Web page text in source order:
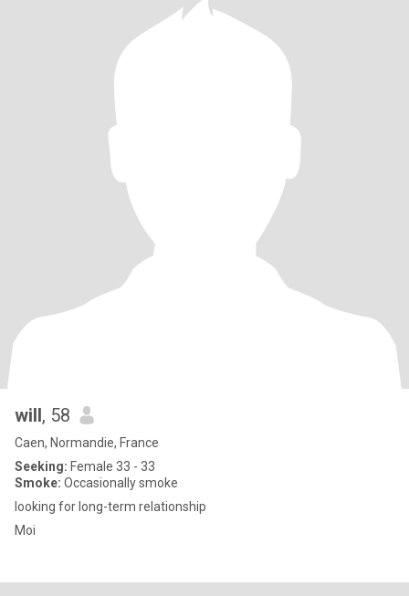
will, 58
Caen, Normandie, France
Seeking: Female 33 - 33
Smoke: Occasionally smoke
looking for long-term relationship
Moi